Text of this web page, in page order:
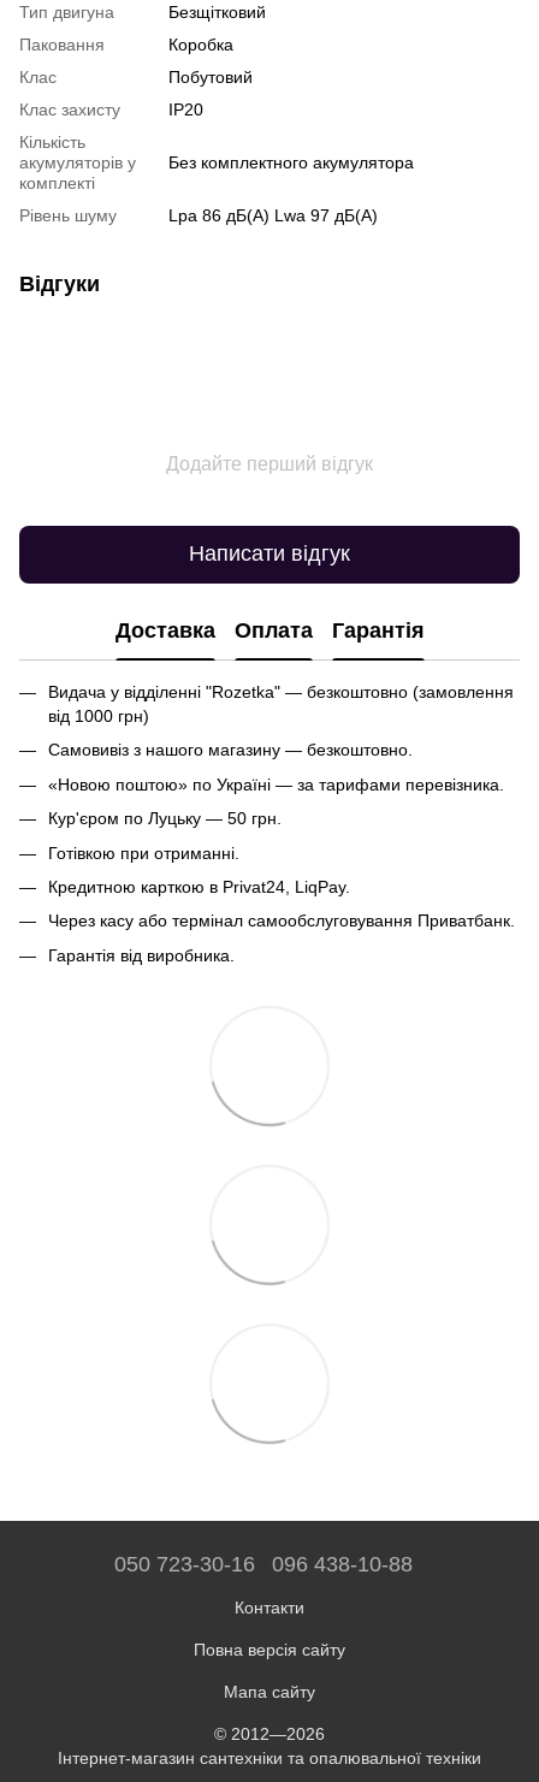
Тип двигуна
Безщітковий
Паковання
Коробка
Клас
Побутовий
Клас захисту
IP20
Кількість
акумуляторів у
комплекті
Без комплектного акумулятора
Рівень шуму Lpa 86 дБ(А) Lwa 97 дБ(А)
Відгуки
Додайте перший відгук
Написати відгук
Доставка Оплата Гарантія
Видача у відділенні "Rozetka" — безкоштовно (замовлення
від 1000 грн)
Самовивіз з нашого магазину — безкоштовно.
«Новою поштою» по Україні — за тарифами перевізника.
Кур'єром по Луцьку — 50 грн.
Готівкою при отриманні.
Кредитною карткою в Privat24, LiqPay.
Через касу або термінал самообслуговування Приватбанк.
Гарантія від виробника.
050 723-30-16 096 438-10-88
Контакти
Повна версія сайту
Мапа сайту
© 2012—2026
Інтернет-магазин сантехніки та опалювальної техніки